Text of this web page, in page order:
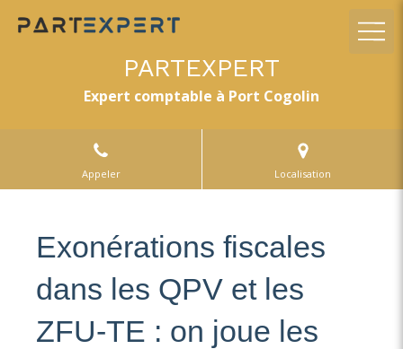
PARTEXPERT
Expert comptable à Port Cogolin
Appeler Localisation
Exonérations fiscales
dans les QPV et les
ZFU-TE : on joue les